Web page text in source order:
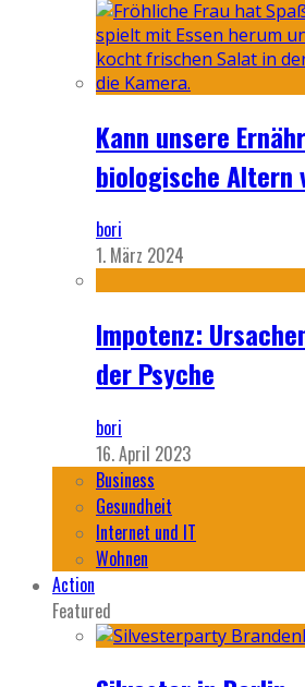
Kann unsere
biologische Altern
bori
1. März 2024
Impotenz:
der Psyche
bori
16. April 2023
Business
Gesundheit
Internet und IT
Wohnen
Action
Featured